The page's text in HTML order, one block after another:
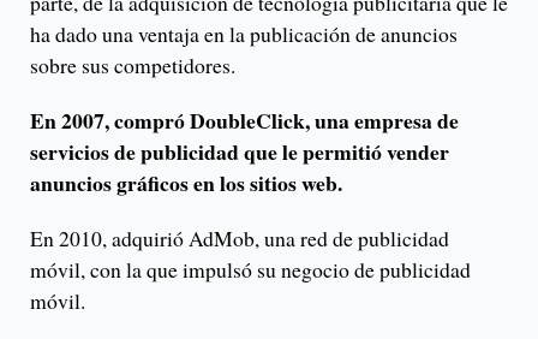
ha dado una ventaja en la publicación de anuncios
sobre sus competidores.
En 2007, compró DoubleClick, una empresa de
servicios de publicidad que le permitió vender
anuncios gráficos en los sitios web.
En 2010, adquirió AdMob, una red de publicidad
móvil, con la que impulsó su negocio de publicidad
móvil.